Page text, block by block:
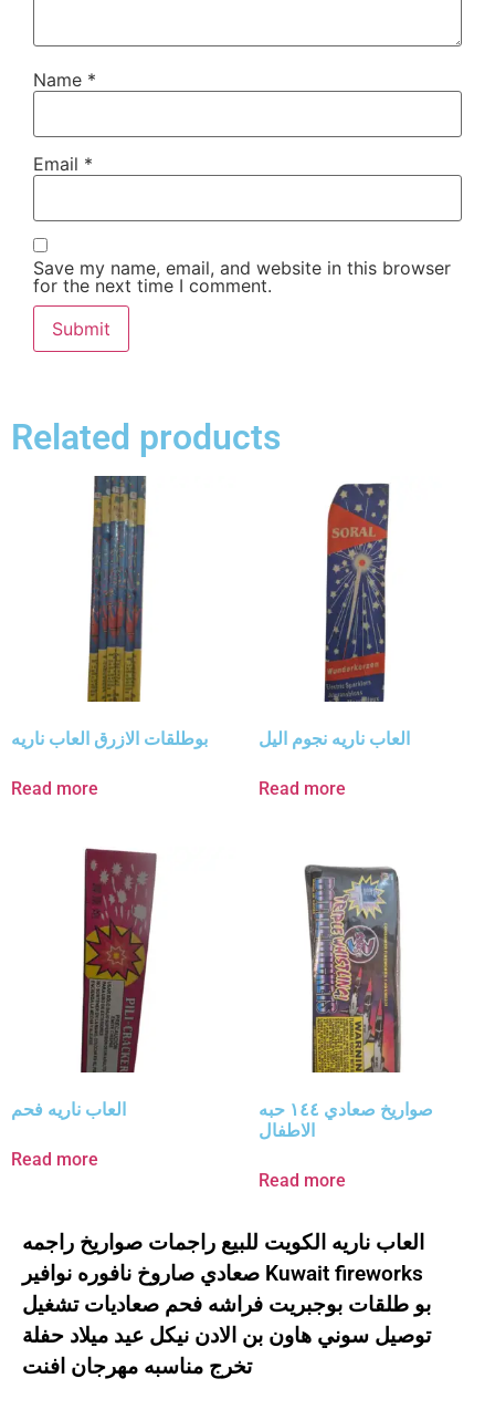
Name *
Email *
Save my name, email, and website in this browser
for the next time I comment.
Related products
بوطلقات الازرق العاب ناريه
Read more
العاب ناريه نجوم اليل
Read more
العاب ناريه فحم
Read more
صواريخ صعادي ١٤٤ حبه
الاطفال
Read more
العاب ناريه الكويت للبيع راجمات صواريخ راجمه
صعادي صاروخ نافوره نوافير Kuwait fireworks
بو طلقات بوجبريت فراشه فحم صعاديات تشغيل
توصيل سوني هاون بن الادن نيكل عيد ميلاد حفلة
تخرج مناسبه مهرجان افنت